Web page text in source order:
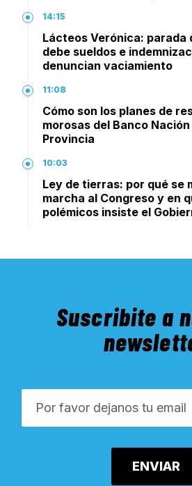
14:15
Lácteos Verónica: parada
debe sueldos e
denuncian vaciamiento
11:08
Cómo son los planes de
morosas del Banco
Provincia
10:03
Ley de tierras: por qué se
marcha al Congreso y en
polémicos insiste el
Suscribite a